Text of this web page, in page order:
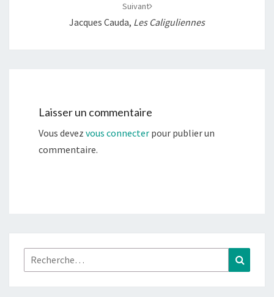
Suivant
Jacques Cauda, Les Caliguliennes
Laisser un commentaire
Vous devez vous connecter pour publier un
commentaire.
Rechercher :